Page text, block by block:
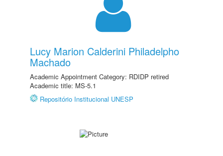
Lucy Marion Calderini Philadelpho
Machado
Academic Appointment Category: RDIDP retired
Academic title: MS-5.1
Repositório Institucional UNESP